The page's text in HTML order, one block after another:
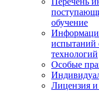
обучение
испытаний
технологий
Особые
Лицензия и